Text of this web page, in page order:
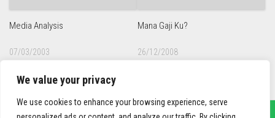
We value your privacy
We use cookies to enhance your browsing experience, serve
Media Analysis
07/03/2003
Mana Gaji Ku?
26/12/2008